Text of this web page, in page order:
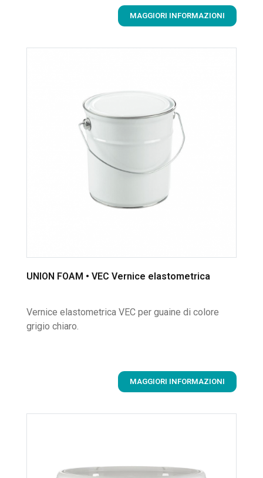
MAGGIORI INFORMAZIONI
UNION FOAM • VEC Vernice elastometrica
Vernice elastometrica VEC per guaine di colore
grigio chiaro.
MAGGIORI INFORMAZIONI